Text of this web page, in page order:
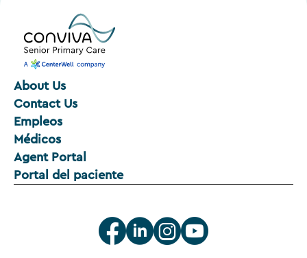
About Us
Contact Us
Empleos
Médicos
Agent Portal
Portal del paciente